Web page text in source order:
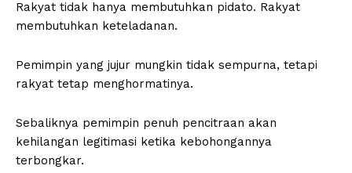
Rakyat tidak hanya membutuhkan pidato. Rakyat
membutuhkan keteladanan.
Pemimpin yang jujur mungkin tidak sempurna, tetapi
rakyat tetap menghormatinya.
Sebaliknya pemimpin penuh pencitraan akan
kehilangan legitimasi ketika kebohongannya
terbongkar.